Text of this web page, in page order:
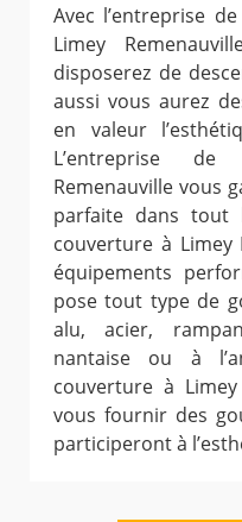
Avec l’entreprise
Limey
disposerez de
aussi vous aurez
en valeur
L’entreprise
Remenauville vous
parfaite dans tout
couverture à Limey
équipements
pose tout type de
alu, acier,
nantaise ou à
couverture à Limey
vous fournir des
participeront à